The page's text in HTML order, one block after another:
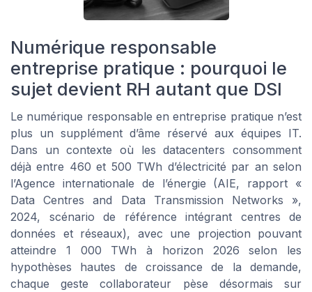
Numérique responsable
entreprise pratique : pourquoi le
sujet devient RH autant que DSI
Le numérique responsable en entreprise pratique n’est
plus un supplément d’âme réservé aux équipes IT.
Dans un contexte où les datacenters consomment
déjà entre 460 et 500 TWh d’électricité par an selon
l’Agence internationale de l’énergie (AIE, rapport «
Data Centres and Data Transmission Networks »,
2024, scénario de référence intégrant centres de
données et réseaux), avec une projection pouvant
atteindre 1 000 TWh à horizon 2026 selon les
hypothèses hautes de croissance de la demande,
chaque geste collaborateur pèse désormais sur